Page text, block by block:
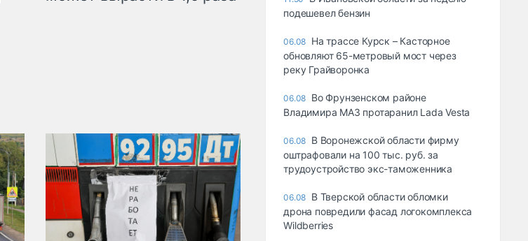
подешевел бензин
06.08 На трассе Курск – Касторное
обновляют 65-метровый мост через
реку Грайворонка
06.08 Во Фрунзенском районе
Владимира МАЗ протаранил Lada Vesta
06.08 В Воронежской области фирму
оштрафовали на 100 тыс. руб. за
трудоустройство экс-таможенника
06.08 В Тверской области обломки
дрона повредили фасад логокомплекса
Wildberries